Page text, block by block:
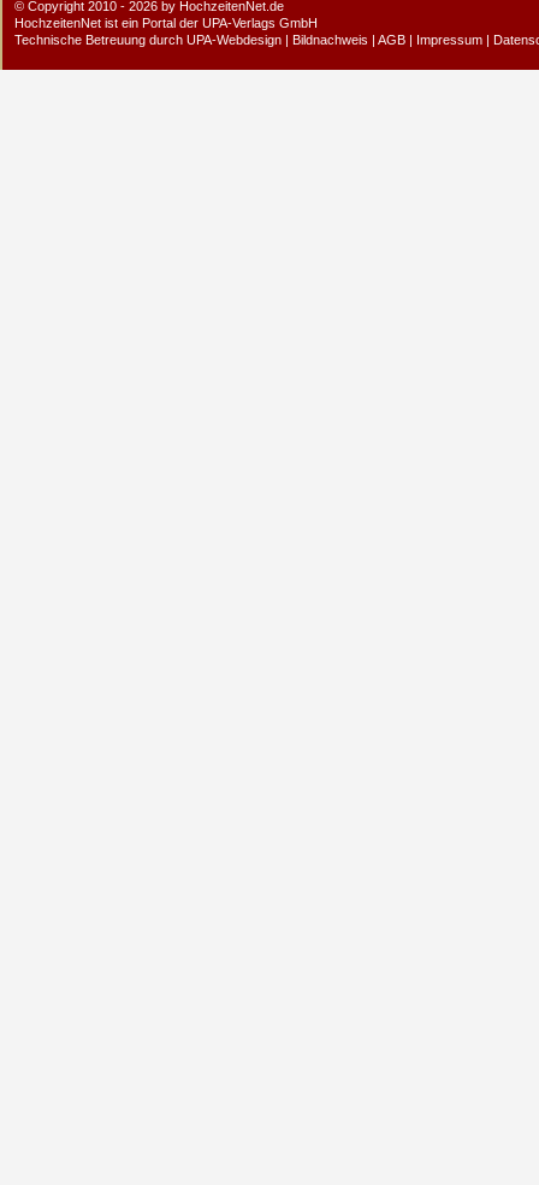
© Copyright 2010 - 2026 by HochzeitenNet.de
HochzeitenNet ist ein Portal der UPA-Verlags GmbH
Technische Betreuung durch UPA-Webdesign | Bildnachweis | AGB | Impressum |